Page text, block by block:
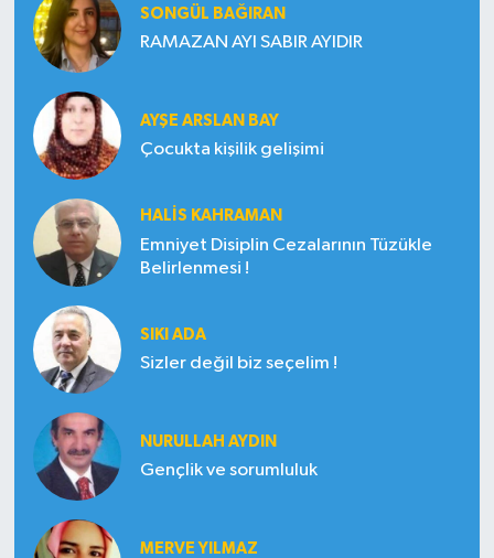
SONGÜL BAĞIRAN
RAMAZAN AYI SABIR AYIDIR
AYŞE ARSLAN BAY
Çocukta kişilik gelişimi
HALIS KAHRAMAN
Emniyet Disiplin Cezalarının Tüzükle
Belirlenmesi !
SIKI ADA
Sizler değil biz seçelim !
NURULLAH AYDIN
Gençlik ve sorumluluk
MERVE YILMAZ